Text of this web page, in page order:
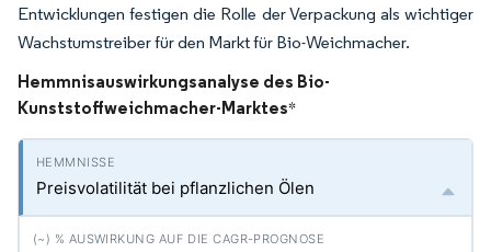
Entwicklungen festigen die Rolle der Verpackung als wichtiger
Wachstumstreiber für den Markt für Bio-Weichmacher.
Hemmnisauswirkungsanalyse des Bio-
Kunststoffweichmacher-Marktes*
Preisvolatilität bei pflanzlichen Ölen